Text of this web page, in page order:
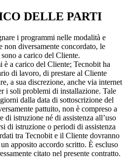
DELLE PARTI
i programmi nelle modalità e
non diversamente concordato, le
a carico del Cliente.
è a carico del Cliente; Tecnobit ha
di lavoro, di prestare al Cliente
a sua discrezione, anche via internet
i soli problemi di installazione. Tale
dalla data di sottoscrizione del
pattuito, non è compreso a
di istruzione né di assistenza all’uso
di istruzione o periodi di assistenza
tra Tecnobit e il Cliente dovranno
apposito accordo scritto. È escluso
citato nel presente contratto.